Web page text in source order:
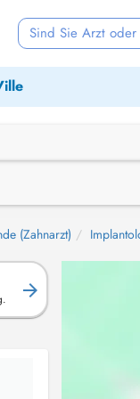
Sind Sie Arzt
(Zahnarzt)